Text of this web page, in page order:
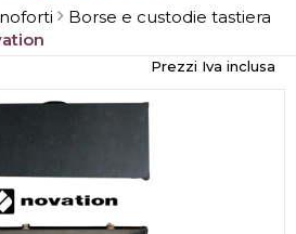
Borse e custodie tastiera
Prezzi Iva inclusa